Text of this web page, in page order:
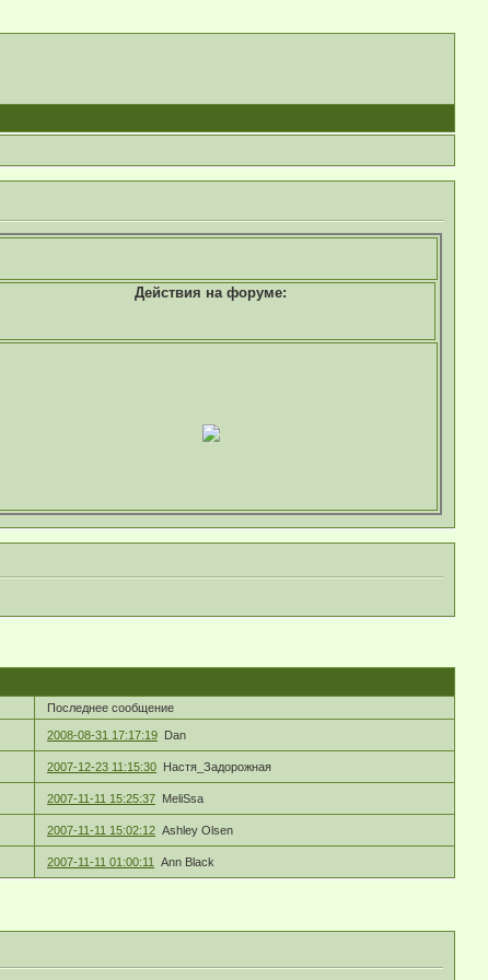
Действия на форуме:
Последнее сообщение
2008-08-31 17:17:19 Dan
2007-12-23 11:15:30 Настя_Задорожная
2007-11-11 15:25:37 MeliSsa
2007-11-11 15:02:12 Ashley Olsen
2007-11-11 01:00:11 Ann Black